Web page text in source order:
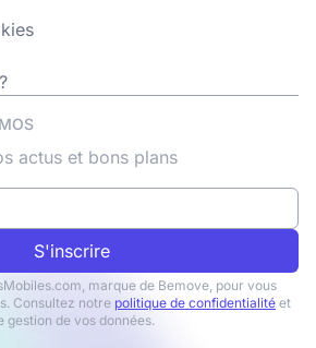
actus et bons plans
S'inscrire
marque de Bemove, pour vous
Consultez notre politique de confidentialité et
gestion de vos données.